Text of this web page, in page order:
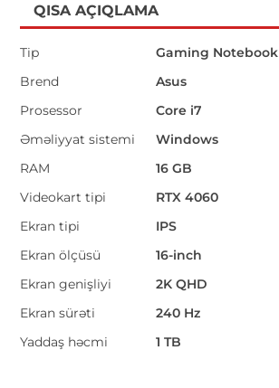
QISA AÇIQLAMA
Tip
Gaming Notebook
Brend
Asus
Prosessor
Core i7
Əməliyyat sistemi
Windows
RAM
16 GB
Videokart tipi
RTX 4060
Ekran tipi
IPS
Ekran ölçüsü
16-inch
Ekran genişliyi
2K QHD
Ekran sürəti
240 Hz
Yaddaş həcmi
1 TB